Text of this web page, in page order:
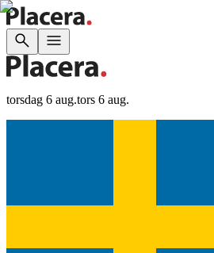
torsdag 6 aug.tors 6 aug.